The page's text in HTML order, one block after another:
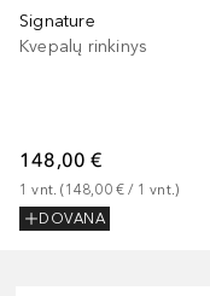
Signature
Kvepalų rinkinys
148,00 €
1 vnt. (148,00 € / 1 vnt.)
DOVANA